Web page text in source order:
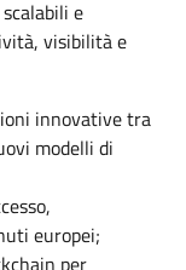
e
visibilità e
innovative tra
modelli di
europei;
per